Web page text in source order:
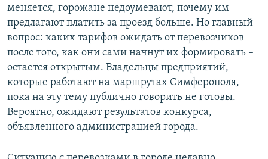
меняется, горожане недоумевают, почему им
предлагают платить за проезд больше. Но главный
вопрос: каких тарифов ожидать от перевозчиков
после того, как они сами начнут их формировать –
остается открытым. Владельцы предприятий,
которые работают на маршрутах Симферополя,
пока на эту тему публично говорить не готовы.
Вероятно, ожидают результатов конкурса,
объявленного администрацией города.